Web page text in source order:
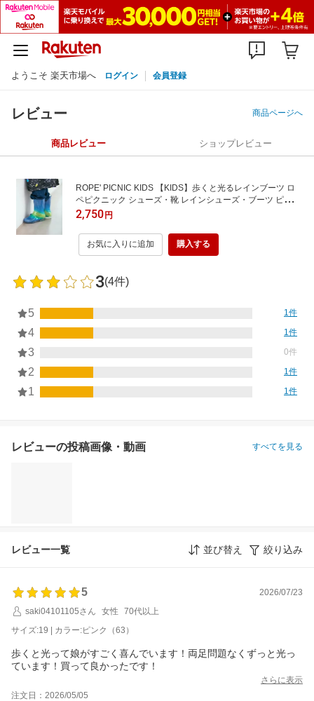
ようこそ 楽天市場へ ログイン 会員登録
レビュー 商品ページへ
商品レビュー ショップレビュー
ROPE' PICNIC KIDS 【KIDS】歩くと光るレインブーツ ロ
ペピクニック シューズ・靴 レインシューズ・ブーツ ピンク
ブルー
2,750円
お気に入りに追加 購入する
3(4件)
5 1件
4 1件
3 0件
2 1件
1 1件
レビューの投稿画像・動画 すべてを見る
レビュー一覧 並び替え 絞り込み
5
2026/07/23
saki04101105さん
女性
70代以上
サイズ:19 | カラー:ピンク（63）
歩くと光って娘がすごく喜んでいます！両足問題なくずっと光っ
ています！買って良かったです！
さらに表示
注文日：2026/05/05